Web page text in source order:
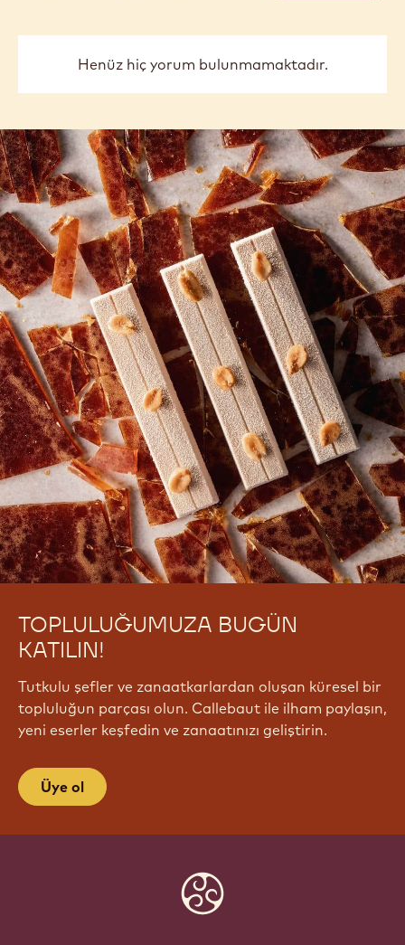
Henüz hiç yorum bulunmamaktadır.
TOPLULUĞUMUZA BUGÜN
KATILIN!
Tutkulu şefler ve zanaatkarlardan oluşan küresel bir
topluluğun parçası olun. Callebaut ile ilham paylaşın,
yeni eserler keşfedin ve zanaatınızı geliştirin.
Üye ol